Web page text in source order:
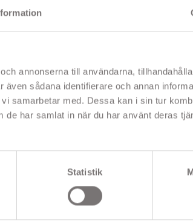
annonserna till användarna,
sådana identifierare och annan
samarbetar med. Dessa kan i sin tur
de har samlat in när du har använt deras
Statistik
99 kr
Pris
PRISET!